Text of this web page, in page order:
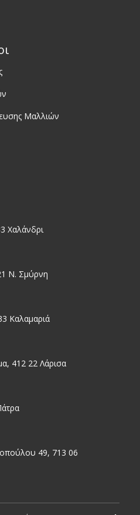
Μαλλιών
Χαλάνδρι
Ν. Σμύρνη
Καλαμαριά
412 22 Λάρισα
49, 713 06